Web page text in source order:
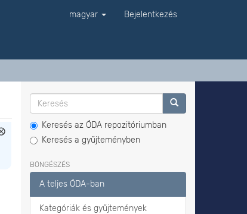
magyar Bejelentkezés
Keresés az ÓDA repozitóriumban
Keresés a gyűjteményben
BÖNGÉSZÉS
A teljes ÓDA-ban
Kategóriák és gyűjtemények